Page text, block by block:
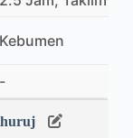
Kebumen
-